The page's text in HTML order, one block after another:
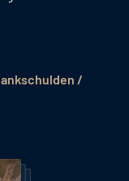
/